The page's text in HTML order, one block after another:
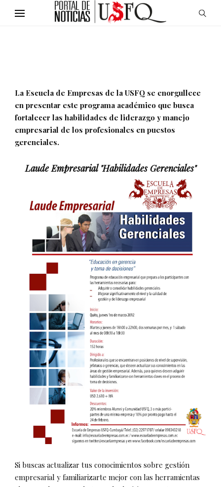
La Escuela de Empresas de la USFQ se enorgullece
en presentar este programa académico que busca
fortalecer las habilidades de liderazgo y manejo
empresarial de los profesionales en puestos
gerenciales.
Laude Empresarial "Habilidades Gerenciales"
Si buscas actualizar tus conocimientos sobre gestión
empresarial y familiarizarte mejor con las herramientas